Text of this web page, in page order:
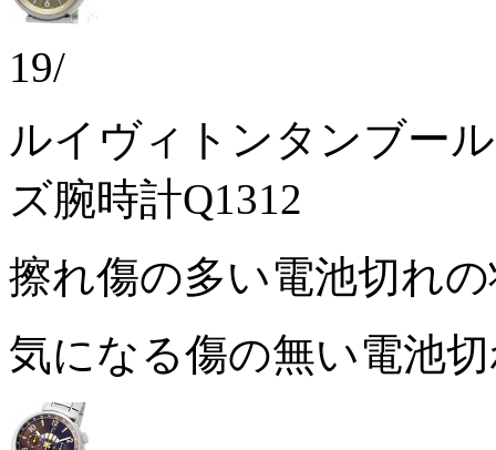
19/
ルイヴィトンタンブー
ズ腕時計Q1312
擦れ傷の多い電池切れ
気になる傷の無い電池